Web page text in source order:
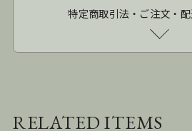
特定商取引法・ご注文・
RELATED ITEMS